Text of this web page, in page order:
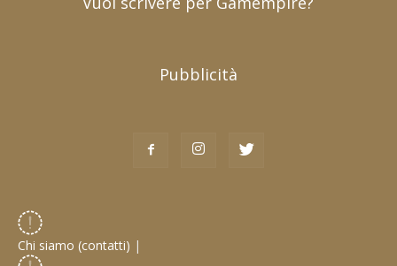
Pubblicità
Chi siamo (contatti) |